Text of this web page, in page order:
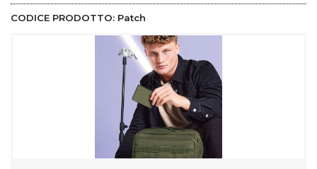
CODICE PRODOTTO: Patch